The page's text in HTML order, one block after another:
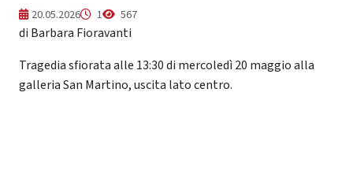
20.05.2026 1 567
di Barbara Fioravanti
Tragedia sfiorata alle 13:30 di mercoledì 20 maggio alla
galleria San Martino, uscita lato centro.